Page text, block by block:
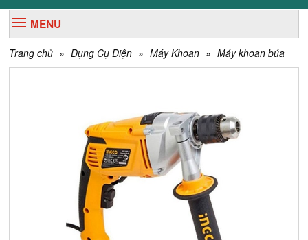
MENU
Trang chủ » Dụng Cụ Điện » Máy Khoan » Máy khoan búa